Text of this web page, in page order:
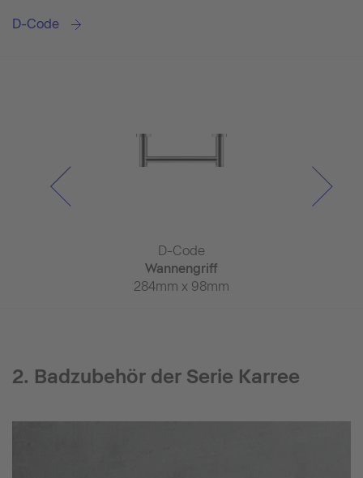
D-Code
D-Code
Wannengriff
284mm x 98mm
2. Badzubehör der Serie Karree